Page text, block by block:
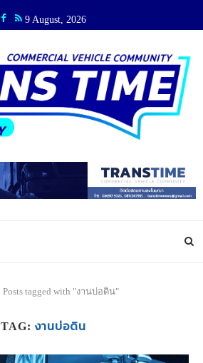
9 August, 2026
Posts tagged with "งานบ่อดิน"
TAG: งานบ่อดิน